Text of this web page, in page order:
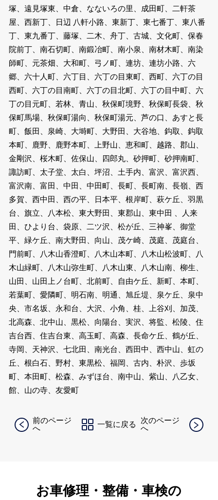
塚、遠見塚東、中倉、なないろの里、成田町、二軒茶
屋、西新丁、日辺 八軒小路、東新丁、東七番丁、東八番
丁、東九番丁、藤塚、二木、舟丁、古城、文化町、保春
院前丁、南石切町、南鍛冶町、南小泉、南材木町、南染
師町、元茶畑、大和町、弓ノ町、連坊、連坊小路、六
郷、六十人町、六丁目、六丁の目東町、西町、六丁の目
西町、六丁の目南町、六丁の目北町、六丁の目中町、六
丁の目元町、若林、青山、秋保町境野、秋保町長袋、秋
保町馬場、秋保町湯向、秋保町湯元、芦の口、あすと長
町、飯田、泉崎、大塒町、大野田、大谷地、鈎取、鈎取
本町、鹿野、鹿野本町、上野山、恵和町、越路、郡山、
金剛沢、桜木町、佐保山、四郎丸、砂押町、砂押南町、
諏訪町、太子堂、太白、坪沼、土手内、富沢、富沢西、
富沢南、富田、中田、中田町、長町、長町南、長嶺、西
多賀、西中田、西の平、日本平、根岸町、萩ケ丘、羽黒
台、旗立、八本松、東大野田、東郡山、東中田 、人来
田、ひより台、袋原、二ツ沢、松が丘、三神峯、御堂
平、緑ケ丘、南大野田、向山、茂ケ崎、茂庭、茂庭台、
門前町、八木山香澄町、八木山本町、八木山松波町、八
木山緑町、八木山弥生町、八木山東、八木山南、柳生、
山田、山田上ノ台町、北前町、自由ケ丘、新町、本町、
若葉町、愛隣町、明石南、明通、旭丘堤、泉ケ丘、泉中
央、市名坂、永和台、大沢、小角、桂、上谷刈、加茂、
北高森、北中山、黒松、向陽台、実沢、将監、松陵、住
吉台西、住吉台東、高玉町、高森、長命ケ丘、鶴が丘、
寺岡、天神沢、七北田、南光台、西田中、西中山、虹の
丘、根白石、野村、東黒松、福岡、古内、朴沢、歩坂
町、本田町、松森、みずほ台、南中山、紫山、八乙女、
館、山の寺、友愛町
前のページ
へ
一覧に戻る
次のページ
へ
お車修理・整備・車検の